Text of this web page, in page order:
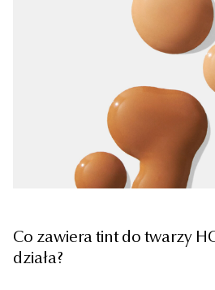
Co zawiera tint do twarzy
działa?